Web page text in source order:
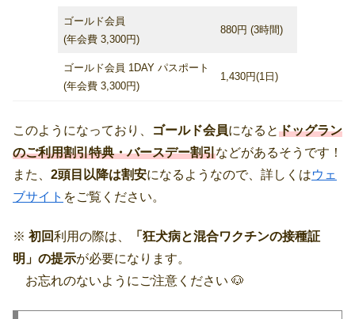
ゴールド会員
(年会費 3,300円)
880円 (3時間)
ゴールド会員 1DAY パスポート
(年会費 3,300円)
1,430円(1日)
このようになっており、 ゴールド会員になるとドッグラン
のご利用割引特典・バースデー割引などがあるそうです！
また、 2頭目以降は割安になるようなので、詳しくはウェ
ブサイト をご覧ください。
※ 初回利用の際は、
「狂犬病と混合ワクチンの接種証
明」の提示が必要になります。
お忘れのないようにご注意ください 🐶